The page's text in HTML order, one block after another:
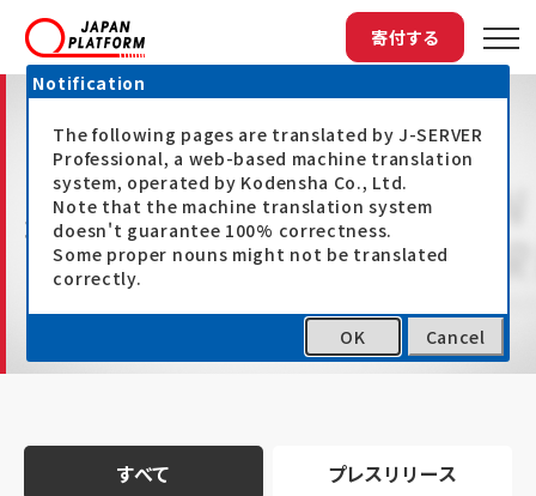
寄付する
最新情報
すべて プレスリリース
Notification
The following pages are translated by J-SERVER
Professional, a web-based machine translation
system, operated by Kodensha Co., Ltd.
Note that the machine translation system
doesn't guarantee 100% correctness.
Some proper nouns might not be translated
correctly.
OK Cancel